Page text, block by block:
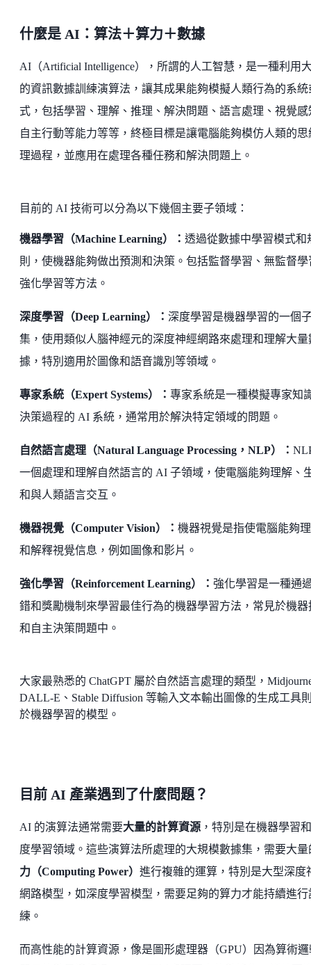
什麼是 AI：算法＋算力＋數據
AI（Artificial Intelligence），所謂的人工智慧，是一種利用
的資訊數據訓練演算法，讓其成果能夠模擬人類行為的系統
式，包括學習、理解、推理、解決問題、語言處理、視覺感
自主行動等能力等等，終極目標是讓電腦能夠模仿人類的思
理過程，並應用在處理各種任務和解決問題上。
目前的 AI 技術可以分為以下幾個主要子領域：
機器學習（Machine Learning）： 透過從數據中學習模式和
則，使機器能夠做出預測和決策。包括監督學習、無監督學
強化學習等方法。
深度學習（Deep Learning）： 深度學習是機器學習的一個
集，使用類似人腦神經元的深度神經網路來處理和理解大量
據，特別適用於圖像和語音識別等領域。
專家系統（Expert Systems）： 專家系統是一種模擬專家知
決策過程的 AI 系統，通常用於解決特定領域的問題。
自然語言處理（Natural Language Processing，NLP）：
一個處理和理解自然語言的 AI 子領域，使電腦能夠理解、
和與人類語言交互。
機器視覺（Computer Vision）： 機器視覺是指使電腦能夠
和解釋視覺信息，例如圖像和影片。
強化學習（Reinforcement Learning）： 強化學習是一種通
錯和獎勵機制來學習最佳行為的機器學習方法，常見於機器
和自主決策問題中。
大家最熟悉的 ChatGPT 屬於自然語言處理的類型，
DALL-E、Stable Diffusion 等輸入文本輸出圖像的生成工具
於機器學習的模型。
目前 AI 產業遇到了什麼問題？
AI 的演算法通常需要大量的計算資源 ，特別是在機器學習
度學習領域。這些演算法所處理的大規模數據集，需要大量
力（Computing Power） 進行複雜的運算，特別是大型深度
網路模型，如深度學習模型，需要足夠的算力才能持續進行
練。
而高性能的計算資源，像是圖形處理器（GPU）因為算術邏